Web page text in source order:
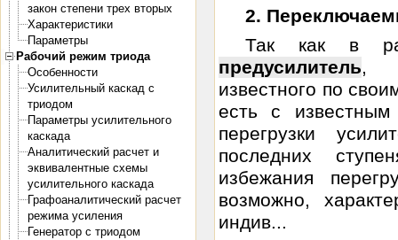
закон степени трех вторых
Характеристики
Параметры
Рабочий режим триода
Особенности
Усилительный каскад с
триодом
Параметры усилительного
каскада
Аналитический расчет и
эквивалентные схемы
усилительного каскада
Графоаналитический расчет
режима усиления
Генератор с триодом
2.
Так как в
предусилитель,
известного по
есть с
перегрузки
последних
избежания
возможно,
индив...